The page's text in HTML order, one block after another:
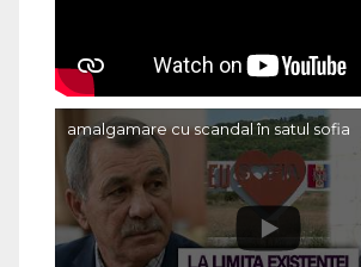
amalgamare cu scandal în satul sofia